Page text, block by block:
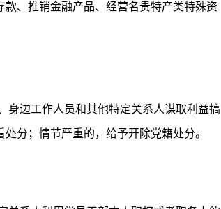
、推销金融产品、经营名贵特产类特殊资
身边工作人员和其他特定关系人谋取利益搞
分；情节严重的，给予开除党籍处分。